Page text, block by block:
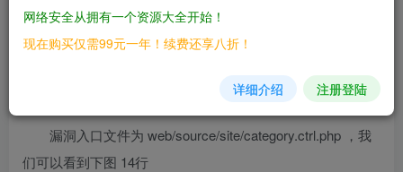
微擎 0.8
漏洞入口文件为 web/source/site/category.ctrl.php ，我
们可以看到下图 14行
网络安全从拥有一个资源大全开始！
现在购买仅需99元一年！续费还享八折！
详细介绍 注册登陆